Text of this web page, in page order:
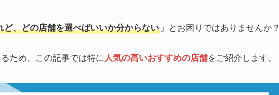
、どの店舗を選べばいいか分からない 」とお困りではありませんか？
ため、この記事では特に人気の高いおすすめの店舗をご紹介します。